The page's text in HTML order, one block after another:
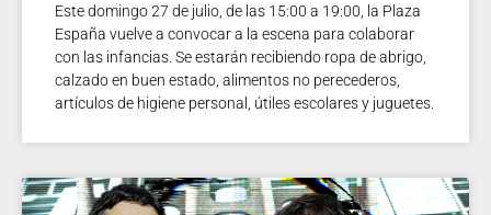
Este domingo 27 de julio, de las 15:00 a 19:00, la Plaza
España vuelve a convocar a la escena para colaborar
con las infancias. Se estarán recibiendo ropa de abrigo,
calzado en buen estado, alimentos no perecederos,
artículos de higiene personal, útiles escolares y juguetes.